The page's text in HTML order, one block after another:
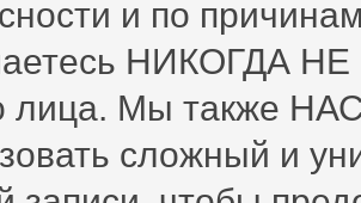
и по
НИКОГДА НЕ
лица. Мы также
сложный и